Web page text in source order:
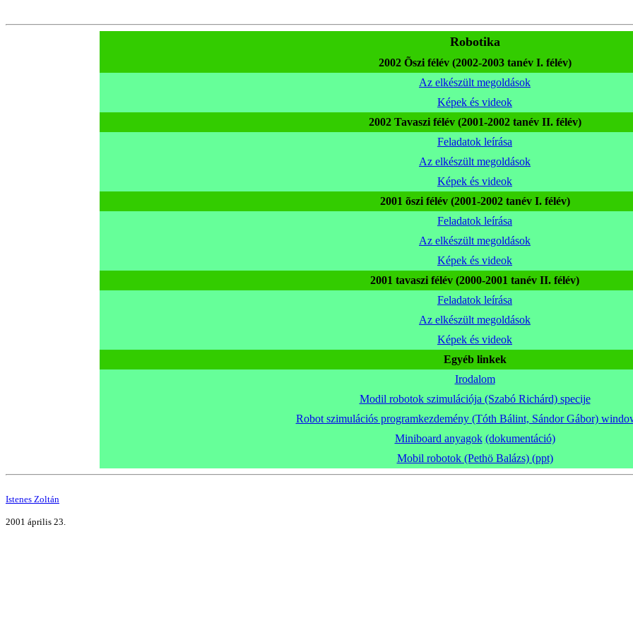
Robotika
2002 Õszi félév (2002-2003 tanév I. félév)
Az elkészült megoldások
Képek és videok
2002 Tavaszi félév (2001-2002 tanév II. félév)
Feladatok leírása
Az elkészült megoldások
Képek és videok
2001 õszi félév (2001-2002 tanév I. félév)
Feladatok leírása
Az elkészült megoldások
Képek és videok
2001 tavaszi félév (2000-2001 tanév II. félév)
Feladatok leírása
Az elkészült megoldások
Képek és videok
Egyéb linkek
Irodalom
Modil robotok szimulációja (Szabó Richárd) specije
Robot szimulációs programkezdemény (Tóth Bálint, Sándor Gábor)
Miniboard anyagok (dokumentáció)
Mobil robotok (Pethö Balázs) (ppt)
Istenes Zoltán
2001 április 23.